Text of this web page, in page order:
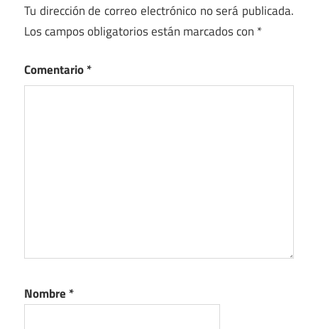
Tu dirección de correo electrónico no será publicada.
Los campos obligatorios están marcados con *
Comentario*
Nombre *